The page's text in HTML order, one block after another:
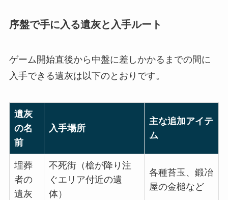
序盤で手に入る遺灰と入手ルート
ゲーム開始直後から中盤に差しかかるまでの間に
入手できる遺灰は以下のとおりです。
遺灰
の名
前
入手場所
主な追加アイテ
ム
埋葬
者の
遺灰
不死街（槍が降り注
ぐエリア付近の遺
体）
各種苔玉、鍛冶
屋の金槌など